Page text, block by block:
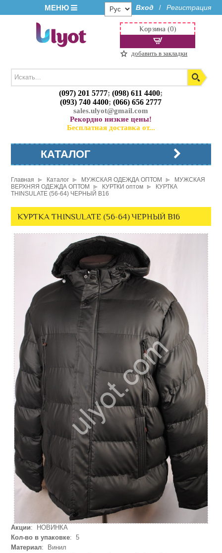
МЕНЮ Вход / Регистрация
(097) 201 5777;(098) 611 4400;
(093) 740 4400;(066) 656 2777
sales.ulyot@gmail.com
Рекордно низкие цены!
Бесплатная доставка от...
Корзина (0)
добавить в закладки
КАТАЛОГ
Главная Каталог МУЖСКАЯ ОДЕЖДА ОПТОМ
МУЖСКАЯ
ВЕРХНЯЯ ОДЕЖДА ОПТОМ
КУРТКИ оптом
КУРТКА
THINSULATE (56-64) ЧЕРНЫЙ B16
КУРТКА THINSULATE (56-64) ЧЕРНЫЙ B16
Акции: НОВИНКА
Кол-во в упаковке: 5
Материал: Винил